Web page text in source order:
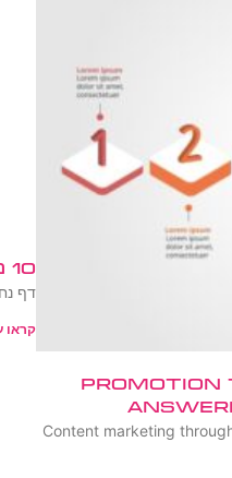
Promotion
Content marketing
10 טיפים ליצירת דף נחיתה שממיר
דף
קראו